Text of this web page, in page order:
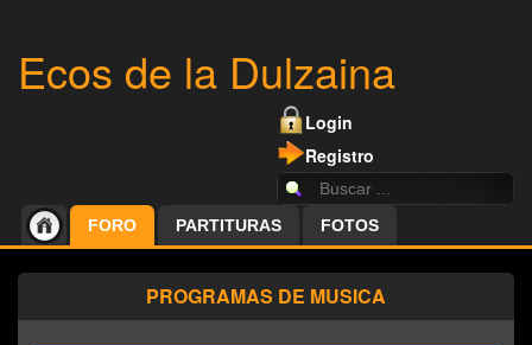
Ecos de la Dulzaina
Login
Registro
FORO PARTITURAS FOTOS
PROGRAMAS DE MUSICA